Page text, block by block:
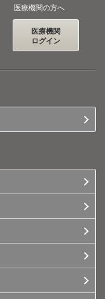
医療機関の方へ
医療機関
ログイン